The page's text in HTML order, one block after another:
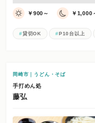
￥900～ ￥1,000
貸切OK P10台以上
岡崎市｜うどん・そば
手打めん処
藤弘